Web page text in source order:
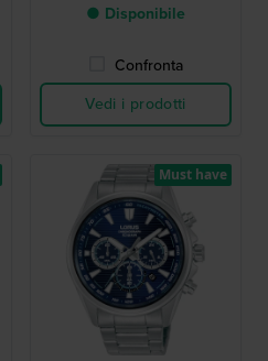
● Disponibile
Confronta
Vedi i prodotti
Must have